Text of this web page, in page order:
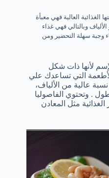
العالية فهي معبأة
وبالتالي فهي غذاء
وجبة سهلة التحضير ومن
لأنها ذات شكل
التي تساعدك علي
عالية من الألياف،
. وتحتوي الفاصوليا
مثل المعادن